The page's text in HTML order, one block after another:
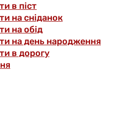
в піст
на сніданок
на обід
на день народження
в дорогу